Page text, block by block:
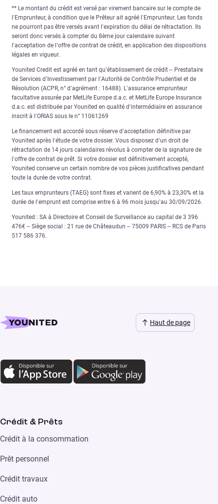
** Le montant du crédit est versé par virement bancaire sur le compte de
l’Emprunteur, à condition que le Prêteur ait agréé l’Emprunteur. Les fonds
ne pourront pas être versés avant l’expiration du délai de rétractation. Ils
seront donc versés à compter du 8ème jour calendaire suivant
l’acceptation de l’offre de contrat de crédit, en application des dispositions
légales en vigueur.
Younited Credit est agréé en tant qu’établissement de crédit – Prestataire
de Services d’Investissement par l’Autorité de Contrôle Prudentiel et de
Résolution (ACPR, n° d’agrément : 16488). L’assurance emprunteur
facultative assurée par MetLife Europe d.a.c. et MetLife Europe Insurance
d.a.c. est distribuée par Younited en qualité d’intermédiaire en assurance
inscrit à l’ORIAS sous le n° 11061269
Le financement est accordé sous réserve d’acceptation définitive par
Younited après l’étude de votre dossier. Vous disposez d’un droit de
rétractation de 14 jours calendaires révolus à compter de la signature de
l’offre de contrat de prêt. Si votre dossier est définitivement accepté,
Younited conserve un certain nombre de vos pièces justificatives pendant
toute la durée de votre contrat.
Les taux emprunteurs (TAEG) sont fixes et varient de 6,90% à 23,30% et la
durée de l’emprunt est comprise entre 6 à 96 mois jusqu’au 30/09/2026.
Younited : SA à Directoire et Conseil de Surveillance au capital de 3 396
476€ – Siège social : 21 rue de Châteaudun – 75009 PARIS – RCS de Paris
517 586 376.
Haut de page
Crédit & Prêts
Crédit à la consommation
Prêt personnel
Crédit travaux
Crédit auto